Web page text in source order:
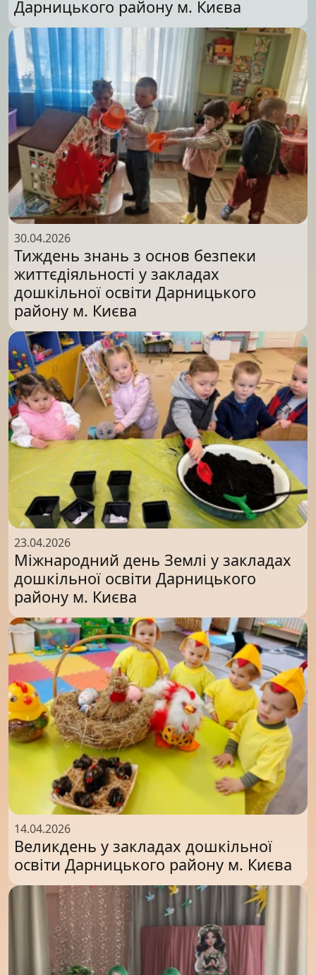
Дарницького району м. Києва
30.04.2026
Тиждень знань з основ безпеки
життєдіяльності у закладах
дошкільної освіти Дарницького
району м. Києва
23.04.2026
Міжнародний день Землі у закладах
дошкільної освіти Дарницького
району м. Києва
14.04.2026
Великдень у закладах дошкільної
освіти Дарницького району м. Києва